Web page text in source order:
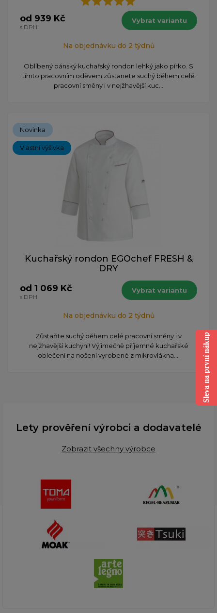
od 939 Kč
s DPH
Vybrat variantu
Na objednávku do 2 týdnů
Oblíbený pánský kuchařský rondon lehký jako pírko. S
tímto pracovním oděvem zůstanete suchý během celé
pracovní směny i v nejžhavější kuc...
Novinka
Vlastní výšivka
Kuchařský rondon EGOchef FRESH &
DRY
od 1 069 Kč
s DPH
Vybrat variantu
Na objednávku do 2 týdnů
Zůstaňte suchý během celé pracovní směny i v
nejžhavější kuchyni! Výjimečně příjemné kuchařské
oblečení na nošení vyrobené z mikrovlákna....
Lety prověření výrobci a dodavatelé
Zobrazit všechny výrobce
Sleva na první nákup